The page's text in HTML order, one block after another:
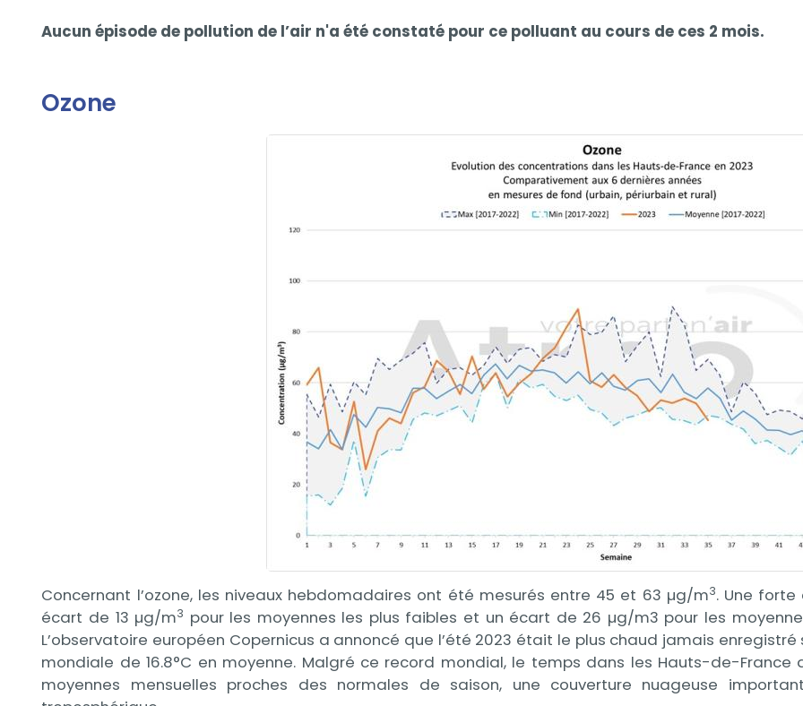
Aucun épisode de pollution de l’air n'a été constaté pour ce polluant au cours de ces 2 mois.
Ozone
Concernant l’ozone, les niveaux hebdomadaires ont été mesurés entre 45 et 63 µg/m3. Une
écart de 13 µg/m3 pour les moyennes les plus faibles et un écart de 26 µg/m3 pour les
L’observatoire européen Copernicus a annoncé que l’été 2023 était le plus chaud jamais
mondiale de 16.8°C en moyenne. Malgré ce record mondial, le temps dans les Hauts-de-
moyennes mensuelles proches des normales de saison, une couverture nuageuse